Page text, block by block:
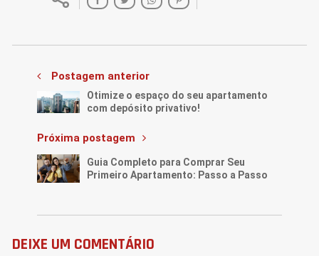
Postagem anterior
Otimize o espaço do seu apartamento
com depósito privativo!
Próxima postagem
Guia Completo para Comprar Seu
Primeiro Apartamento: Passo a Passo
DEIXE UM COMENTÁRIO